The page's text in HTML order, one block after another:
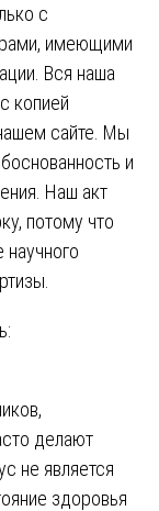
с
имеющими
Вся наша
копией
сайте. Мы
и
Наш акт
потому что
делают
не является
здоровья